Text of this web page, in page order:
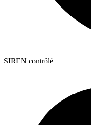
SIREN contrôlé